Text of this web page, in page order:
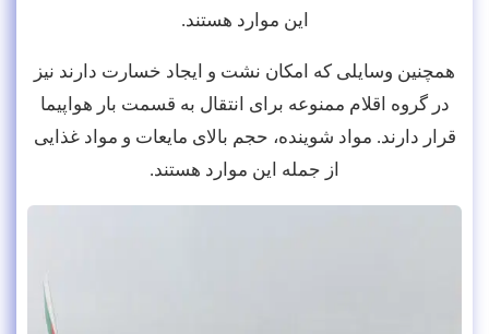
این موارد هستند.
همچنین وسایلی که امکان نشت و ایجاد خسارت دارند نیز
در گروه اقلام ممنوعه برای انتقال به قسمت بار هواپیما
قرار دارند. مواد شوینده، حجم بالای مایعات و مواد غذایی
از جمله این موارد هستند.